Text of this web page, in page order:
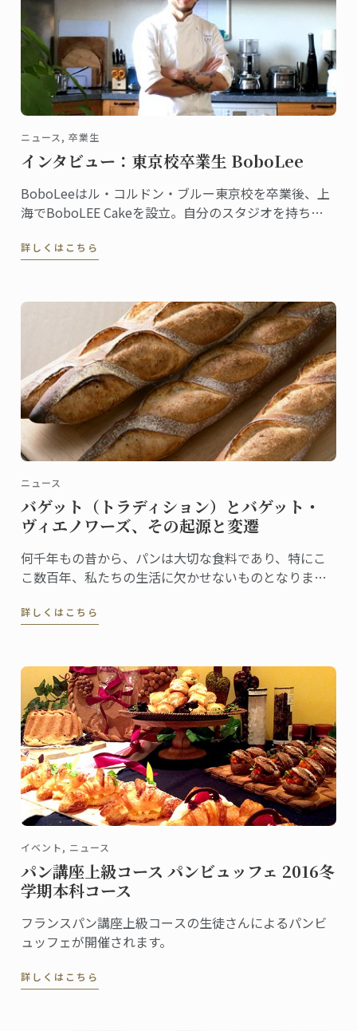
ニュース, 卒業生
インタビュー：東京校卒業生 BoboLee
BoboLeeはル・コルドン・ブルー東京校を卒業後、上
海でBoboLEE Cakeを設立。自分のスタジオを持ち、
しています。
詳しくはこちら
ニュース
バゲット（トラディション）とバゲット・
ヴィエノワーズ、その起源と変遷
何千年もの昔から、パンは大切な食料であり、特にこ
こ数百年、私たちの生活に欠かせないものとなりまし
と言われています。
詳しくはこちら
イベント, ニュース
パン講座上級コース パンビュッフェ 2016冬
学期本科コース
フランスパン講座上級コースの生徒さんによるパンビ
ュッフェが開催されます。
詳しくはこちら